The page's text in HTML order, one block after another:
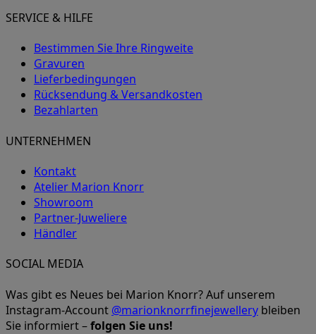
SERVICE & HILFE
Bestimmen Sie Ihre Ringweite
Gravuren
Lieferbedingungen
Rücksendung & Versandkosten
Bezahlarten
UNTERNEHMEN
Kontakt
Atelier Marion Knorr
Showroom
Partner-Juweliere
Händler
SOCIAL MEDIA
Was gibt es Neues bei Marion Knorr? Auf unserem
Instagram-Account @marionknorrfinejewellery bleiben
Sie informiert –folgen Sie uns!